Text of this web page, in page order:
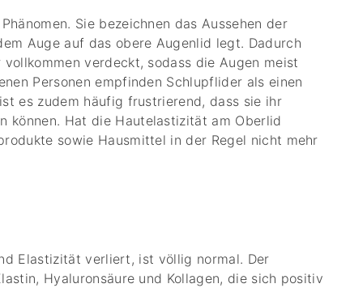
Sie bezeichnen das Aussehen der
Auge auf das obere Augenlid legt. Dadurch
verdeckt, sodass die Augen meist
Personen empfinden Schlupflider als einen
es zudem häufig frustrierend, dass sie ihr
können. Hat die Hautelastizität am Oberlid
sowie Hausmittel in der Regel nicht mehr
Elastizität verliert, ist völlig normal. Der
Hyaluronsäure und Kollagen, die sich positiv